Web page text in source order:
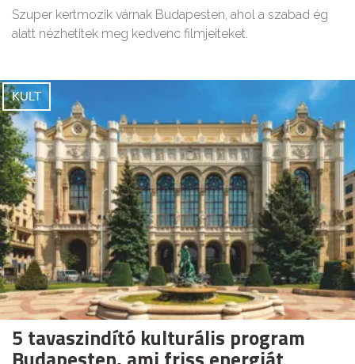
Szuper kertmozik várnak Budapesten, ahol a szabad ég
alatt nézhetitek meg kedvenc filmjeiteket.
KULT
5 tavaszindító kulturális program